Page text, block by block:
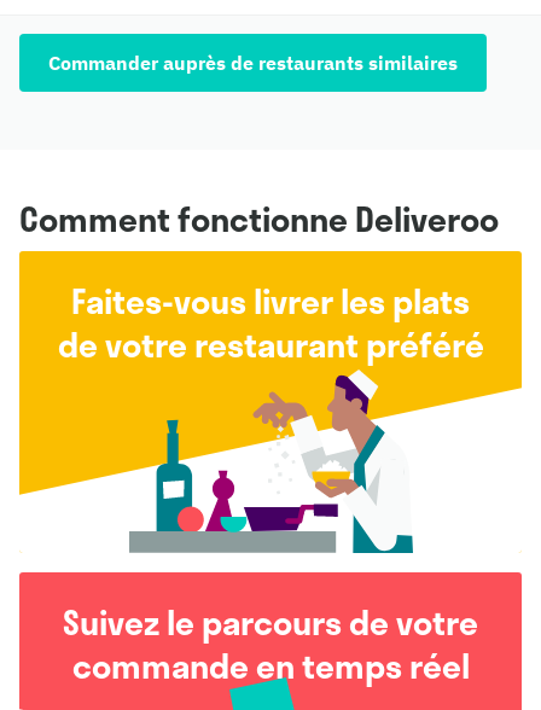
Commander auprès de restaurants similaires
Comment fonctionne Deliveroo
Faites-vous livrer les plats
de votre restaurant préféré
Suivez le parcours de votre
commande en temps réel